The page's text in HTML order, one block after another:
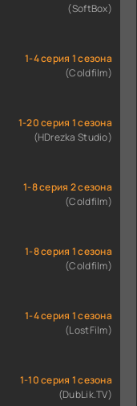
(SoftBox)
1-4 серия 1 сезона
(Coldfilm)
1-20 серия 1 сезона
(HDrezka Studio)
1-8 серия 2 сезона
(Coldfilm)
1-8 серия 1 сезона
(Coldfilm)
1-4 серия 1 сезона
(LostFilm)
1-10 серия 1 сезона
(DubLik.TV)